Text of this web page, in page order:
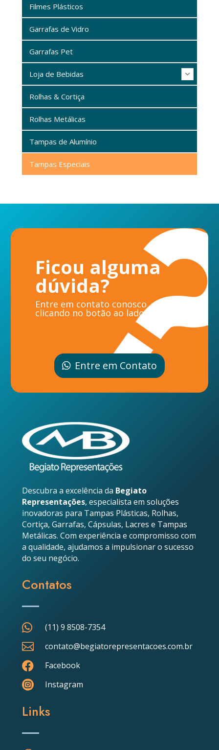
Filmes Plásticos
Garrafas de Vidro
Garrafas Pet
Loja de Bebidas
Rolhas & Cortiça
Rolhas Metálicas
Tampas de Alumínio
Tampas Especiais
Ficou alguma
dúvida?
Entre em contato conosco
clicando no botão ao lado.
Entre em Contato
Descubra a excelência da Begiato
Representações, especialista em soluções
inovadoras para Tampas Plásticas, Rolhas,
Cortiça, Garrafas, Cápsulas, Lacres e Tampas
Metálicas. Com experiência e compromisso com
a qualidade, ajudamos a impulsionar o sucesso
do seu negócio.
Contatos
 (11) 9 8508-7354
 contato@begiatorepresentacoes.com.br
 Facebook
 Instagram
Links